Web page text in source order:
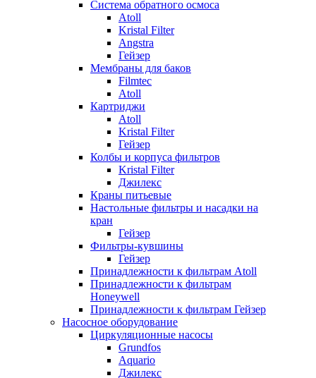
Система обратного осмоса
Atoll
Kristal Filter
Angstra
Гейзер
Мембраны для баков
Filmtec
Atoll
Картриджи
Atoll
Kristal Filter
Гейзер
Колбы и корпуса фильтров
Kristal Filter
Джилекс
Краны питьевые
Настольные фильтры и насадки на
кран
Гейзер
Фильтры-кувшины
Гейзер
Принадлежности к фильтрам Atoll
Принадлежности к фильтрам
Honeywell
Принадлежности к фильтрам Гейзер
Насосное оборудование
Циркуляционные насосы
Grundfos
Aquario
Джилекс